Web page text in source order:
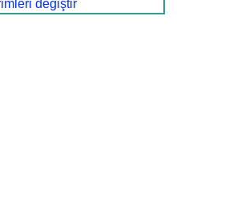
değiştir